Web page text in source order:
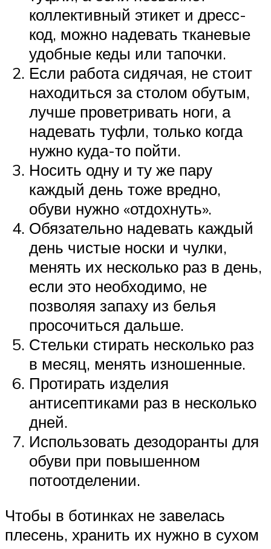
коллективный этикет и дресс-
код, можно надевать тканевые
удобные кеды или тапочки.
Если работа сидячая, не стоит
находиться за столом обутым,
лучше проветривать ноги, а
надевать туфли, только когда
нужно куда-то пойти.
Носить одну и ту же пару
каждый день тоже вредно,
обуви нужно «отдохнуть».
Обязательно надевать каждый
день чистые носки и чулки,
менять их несколько раз в день,
если это необходимо, не
позволяя запаху из белья
просочиться дальше.
Стельки стирать несколько раз
в месяц, менять изношенные.
Протирать изделия
антисептиками раз в несколько
дней.
Использовать дезодоранты для
обуви при повышенном
потоотделении.
Чтобы в ботинках не завелась
плесень, хранить их нужно в сухом